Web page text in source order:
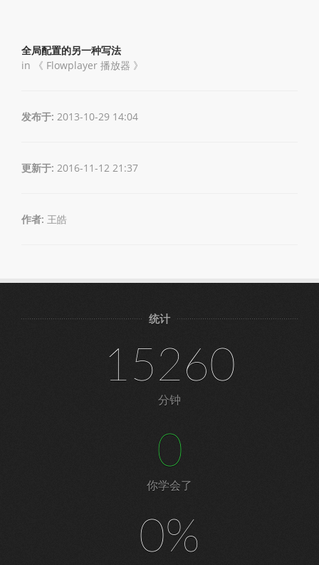
全局配置的另一种写法
in 《 Flowplayer 播放器 》
发布于: 2013-10-29 14:04
更新于: 2016-11-12 21:37
作者: 王皓
统计
15260
分钟
0
你学会了
0%